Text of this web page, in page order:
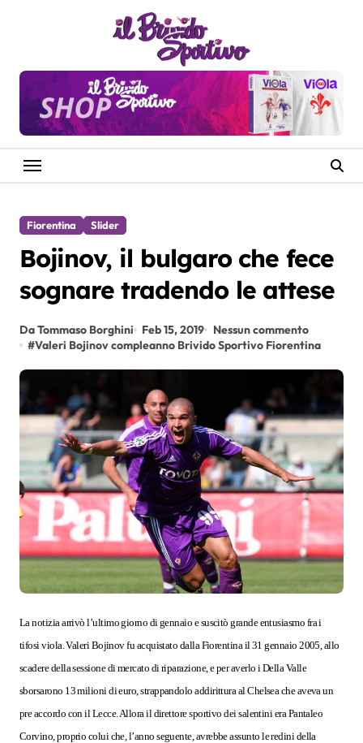
Fiorentina Slider
Bojinov, il bulgaro che fece
sognare tradendo le attese
Da Tommaso Borghini Feb 15, 2019
Nessun commento
#Valeri Bojinov compleanno Brivido Sportivo Fiorentina
La notizia arrivò l’ultimo giorno di gennaio e suscitò grande entusiasmo fra i
tifosi viola. Valeri Bojinov fu acquistato dalla Fiorentina il 31 gennaio 2005, allo
scadere della sessione di mercato di riparazione, e per averlo i Della Valle
sborsarono 13 milioni di euro, strappandolo addirittura al Chelsea che aveva un
pre accordo con il Lecce. Allora il direttore sportivo dei salentini era Pantaleo
Corvino, proprio colui che, l’anno seguente, avrebbe assunto le redini della